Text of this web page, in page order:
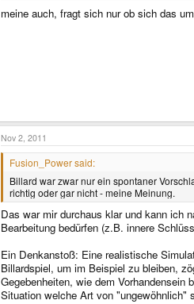
meine auch, fragt sich nur ob sich das
Nov 2, 2011
Fusion_Power said:
Billard war zwar nur ein spontaner
richtig oder gar nicht - meine Meinung.
Das war mir durchaus klar und kann ich
Bearbeitung bedürfen (z.B. innere
Ein Denkanstoß: Eine realistische
Billardspiel, um im Beispiel zu bleiben,
Gegebenheiten, wie dem
Situation welche Art von "ungewöhnlich"